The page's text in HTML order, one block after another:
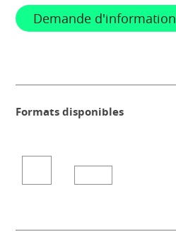
Demande d'information
Formats disponibles